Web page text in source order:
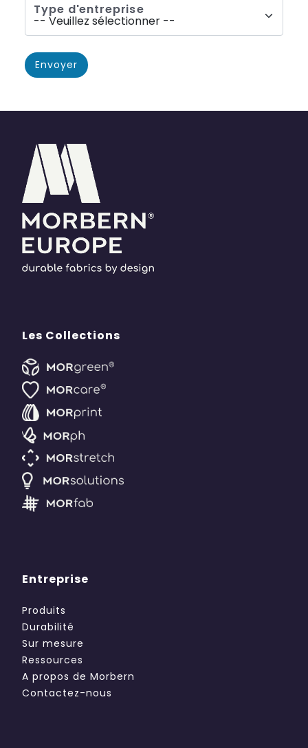
Type d'entreprise
Les Collections
Entreprise
Produits
Durabilité
Sur mesure
Ressources
A propos de Morbern
Contactez-nous